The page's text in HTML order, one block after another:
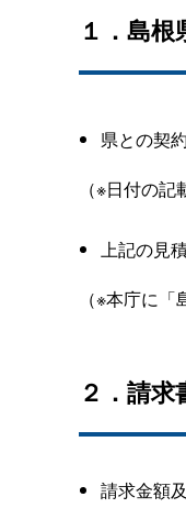
１．島
県との契
（※日付の
上記の見
（※本庁に
２．請
請求金額